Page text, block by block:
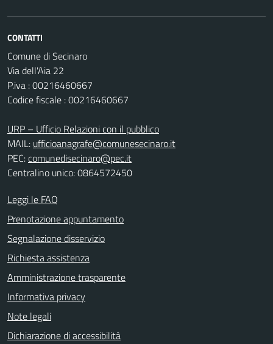
CONTATTI
Comune di Secinaro
Via dell'Aia 22
P.iva : 00216460667
Codice fiscale : 00216460667
URP – Ufficio Relazioni con il pubblico
MAIL: ufficioanagrafe@comunesecinaro.it
PEC:comunedisecinaro@pec.it
Centralino unico: 0864572450
Leggi le FAQ
Prenotazione appuntamento
Segnalazione disservizio
Richiesta assistenza
Amministrazione trasparente
Informativa privacy
Note legali
Dichiarazione di accessibilità